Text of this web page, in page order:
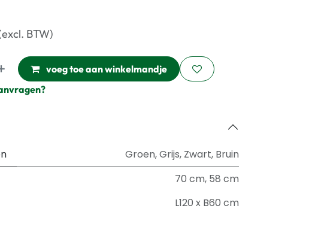
BTW)
voeg toe aan winkelmandje
Groen,Grijs, Zwart, Bruin
70 cm, 58 cm
L120 x B60 cm